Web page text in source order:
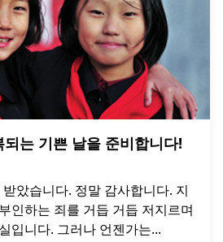
는 기쁜 날을 준비합니다!
았습니다. 정말 감사합니다. 지
인하는 죄를 거듭 거듭 저지르며
입니다. 그러나 언젠가는...